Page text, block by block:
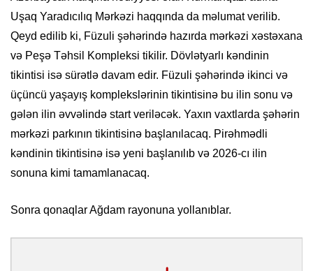
Uşaq Yaradıcılıq Mərkəzi haqqında da məlumat verilib.
Qeyd edilib ki, Füzuli şəhərində hazırda mərkəzi xəstəxana
və Peşə Təhsil Kompleksi tikilir. Dövlətyarlı kəndinin
tikintisi isə sürətlə davam edir. Füzuli şəhərində ikinci və
üçüncü yaşayış komplekslərinin tikintisinə bu ilin sonu və
gələn ilin əvvəlində start veriləcək. Yaxın vaxtlarda şəhərin
mərkəzi parkının tikintisinə başlanılacaq. Pirəhmədli
kəndinin tikintisinə isə yeni başlanılıb və 2026-cı ilin
sonuna kimi tamamlanacaq.
Sonra qonaqlar Ağdam rayonuna yollanıblar.